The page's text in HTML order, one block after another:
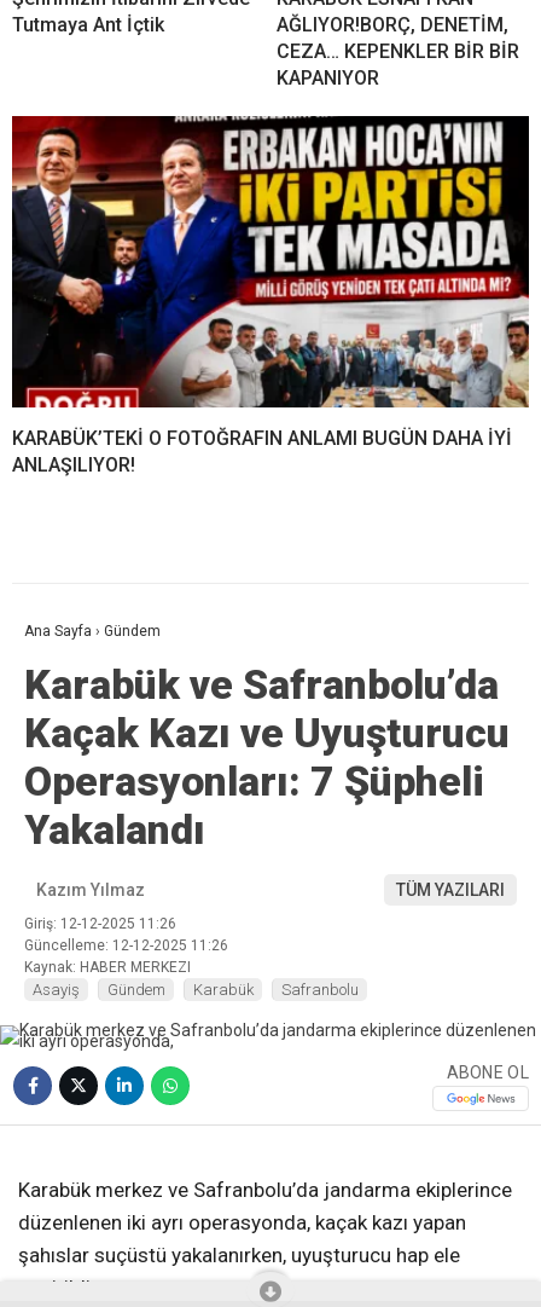
Tutmaya Ant İçtik
AĞLIYOR!BORÇ, DENETİM,
CEZA… KEPENKLER BİR BİR
KAPANIYOR
KARABÜK’TEKİ O FOTOĞRAFIN ANLAMI BUGÜN DAHA İYİ
ANLAŞILIYOR!
Ana Sayfa › Gündem
Karabük ve Safranbolu’da
Kaçak Kazı ve Uyuşturucu
Operasyonları: 7 Şüpheli
Yakalandı
Kazım Yılmaz TÜM YAZILARI
Giriş: 12-12-2025 11:26
Güncelleme: 12-12-2025 11:26
Kaynak: HABER MERKEZI
Asayiş Gündem Karabük Safranbolu
ABONE OL
Karabük merkez ve Safranbolu’da jandarma ekiplerince
düzenlenen iki ayrı operasyonda, kaçak kazı yapan
şahıslar suçüstü yakalanırken, uyuşturucu hap ele
geçirildi.